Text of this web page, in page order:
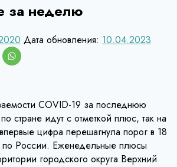
за неделю
Дата обновления: 10.04.2023
COVID-19 за последнюю
стране идут с отметкой плюс, так на
цифра перешагнула порог в 18
по России. Еженедельные плюсы
городского округа Верхний